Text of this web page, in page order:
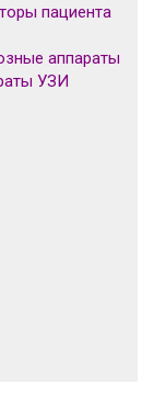
пациента
аппараты
УЗИ